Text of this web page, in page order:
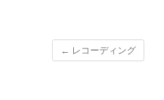
← レコーディング